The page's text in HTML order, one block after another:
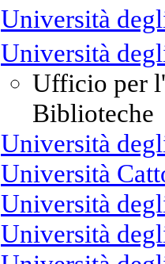
Università
Università
Ufficio per
Biblioteche
Università
Università
Università
Università